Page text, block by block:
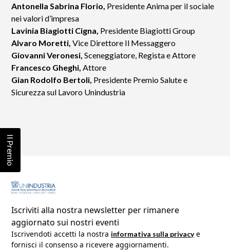
Il Premio
Antonella Sabrina Florio, Presidente Anima per il sociale
nei valori d’impresa
Lavinia Biagiotti Cigna, Presidente Biagiotti Group
Alvaro Moretti,Vice Direttore Il Messaggero
Giovanni Veronesi,Sceneggiatore, Regista e Attore
Francesco Gheghi, Attore
Gian Rodolfo Bertoli, Presidente Premio Salute e
Sicurezza sul Lavoro Unindustria
Iscriviti alla nostra newsletter per rimanere
aggiornato sui nostri eventi
Iscrivendoti accetti la nostra informativa sulla privacy e
fornisci il consenso a ricevere aggiornamenti.